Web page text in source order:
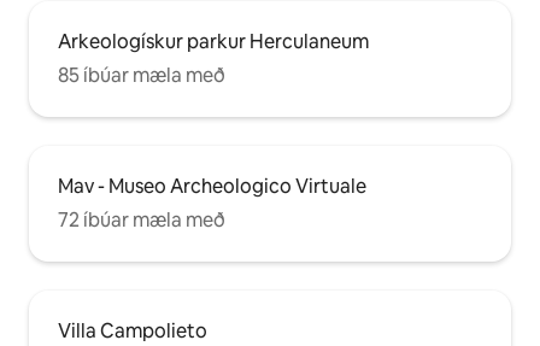
Arkeologískur parkur Herculaneum
85 íbúar mæla með
Mav - Museo Archeologico Virtuale
72 íbúar mæla með
Villa Campolieto